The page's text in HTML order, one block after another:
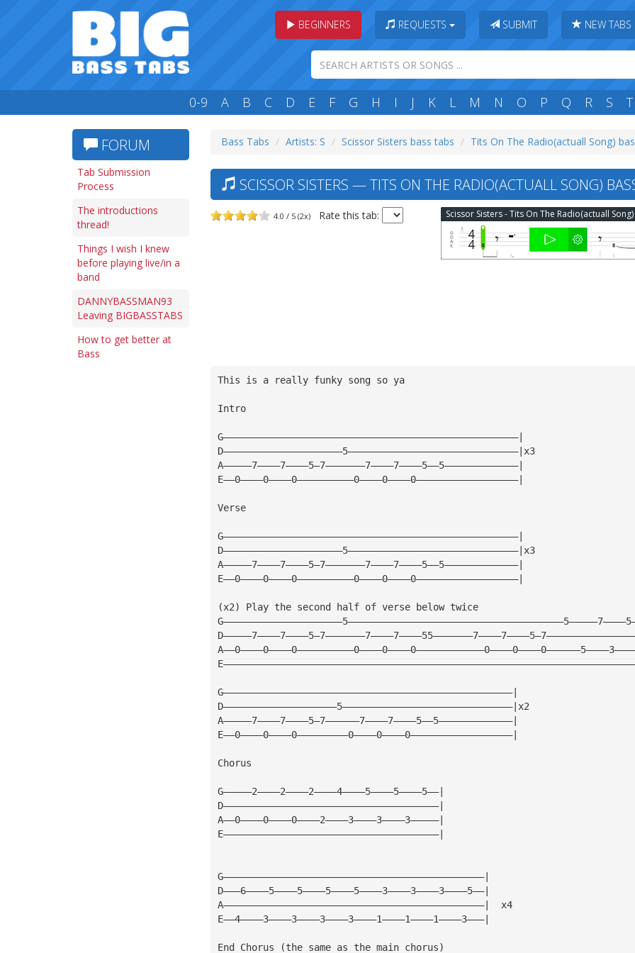
BEGINNERS REQUESTS SUBMIT NEW TABS
0-9 A B C D E F G H I J K L M N O P Q R S T
FORUM
Tab Submission
Process
The introductions
thread!
Things I wish I knew
before playing live/in a
band
DANNYBASSMAN93
Leaving BIGBASSTABS
How to get better at
Bass
Bass Tabs Artists: S Scissor Sisters bass tabs Tits On The Radio(actuall Song)
SCISSOR SISTERS — TITS ON THE RADIO(ACTUALL SONG)
4.0 / 5 (2x) Rate this tab:
This is a really funky song so ya
Intro
G————————————————————————————————————————————————————|
D—————————————————————5——————————————————————————————|x3
A—————7————7————5—7———————7————7————5——5—————————————|
E——0————0————0——————————0————0————0——————————————————|
Verse
G————————————————————————————————————————————————————|
D—————————————————————5——————————————————————————————|x3
A—————7————7————5—7———————7————7————5——5—————————————|
E——0————0————0——————————0————0————0——————————————————|
(x2) Play the second half of verse below twice
G———————————————————————————————————————————————————|
D————————————————————5——————————————————————————————|x2
A—————7————7————5—7——————7————7————5——5—————————————|
E——0————0————0—————————0————0————0——————————————————|
Chorus
G—————2————2————2————4————5————5————5——|
D——————————————————————————————————————|
A——0————0————0————2————3————3————3—————|
E——————————————————————————————————————|
G——————————————————————————————————————————————|
D———6————5————5————5————5————3————3————3————5——|
A——————————————————————————————————————————————|  x4
E——4————3————3————3————3————1————1————1————3———|
End Chorus (the same as the main chorus)